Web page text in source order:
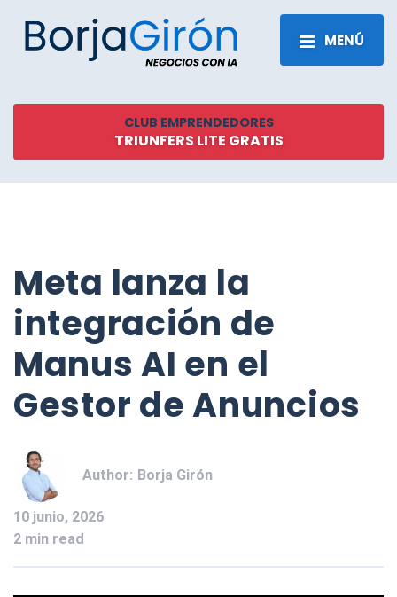
MENÚ
CLUB EMPRENDEDORES
TRIUNFERS LITE GRATIS
Meta lanza la
integración de
Manus AI en el
Gestor de Anuncios
Author: Borja Girón
10 junio, 2026
2 min read